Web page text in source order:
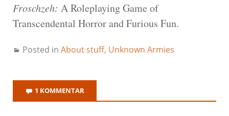
Froschzeh: A Roleplaying Game of
Transcendental Horror and Furious Fun.
Posted in About stuff, Unknown Armies
1 KOMMENTAR